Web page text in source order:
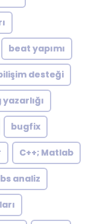
beat yapımı
desteği
bugfix
C++; Matlab
analiz